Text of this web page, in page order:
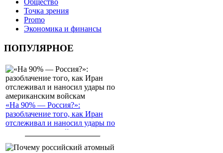
Общество
Точка зрения
Promo
Экономика и финансы
ПОПУЛЯРНОЕ
«На 90% — Россия?»:
разоблачение того, как Иран
отслеживал и наносил удары по
американским войскам